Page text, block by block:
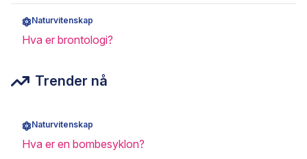
Naturvitenskap
Hva er brontologi?
Trender nå
Naturvitenskap
Hva er en bombesyklon?